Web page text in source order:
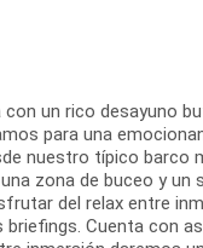
con un rico desayuno
para una
nuestro típico barco
zona de buceo y un
del relax entre
Cuenta con